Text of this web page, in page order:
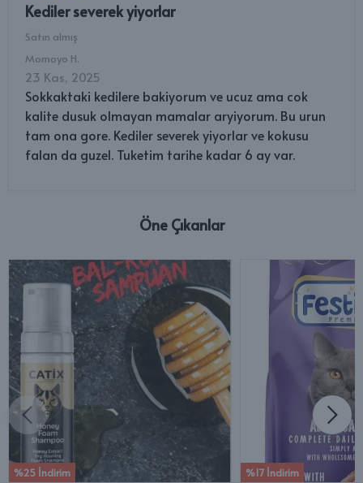
Kediler severek yiyorlar
Satın almış
Momoyo H.
23 Kas, 2025
Sokkaktaki kedilere bakiyorum ve ucuz ama cok
kalite dusuk olmayan mamalar aryiyorum. Bu urun
tam ona gore. Kediler severek yiyorlar ve kokusu
falan da guzel. Tuketim tarihe kadar 6 ay var.
Öne Çıkanlar
%25 İndirim %17 İndirim